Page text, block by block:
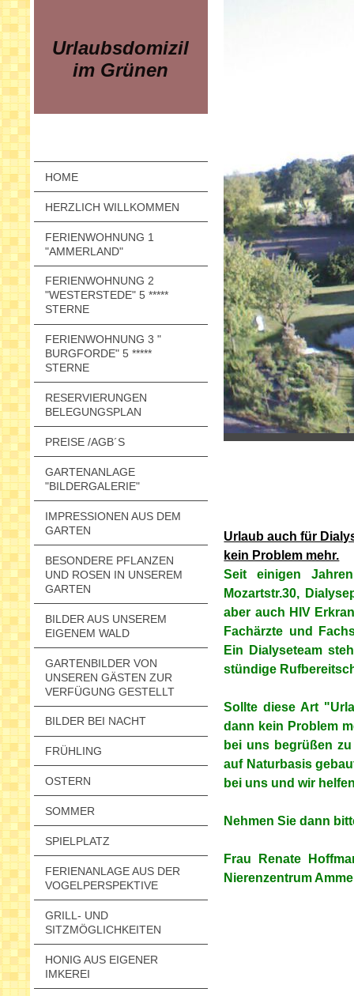
Urlaubsdomizil
im Grünen
HOME
HERZLICH WILLKOMMEN
FERIENWOHNUNG 1
"AMMERLAND"
FERIENWOHNUNG 2
"WESTERSTEDE" 5 *****
STERNE
FERIENWOHNUNG 3 "
BURGFORDE" 5 *****
STERNE
RESERVIERUNGEN
BELEGUNGSPLAN
PREISE /AGB´S
GARTENANLAGE
"BILDERGALERIE"
IMPRESSIONEN AUS DEM
GARTEN
BESONDERE PFLANZEN
UND ROSEN IN UNSEREM
GARTEN
BILDER AUS UNSEREM
EIGENEM WALD
GARTENBILDER VON
UNSEREN GÄSTEN ZUR
VERFÜGUNG GESTELLT
BILDER BEI NACHT
FRÜHLING
OSTERN
SOMMER
SPIELPLATZ
FERIENANLAGE AUS DER
VOGELPERSPEKTIVE
GRILL- UND
SITZMÖGLICHKEITEN
HONIG AUS EIGENER
IMKEREI
Urlaub auch für
kein Problem mehr.
Seit einigen
Mozartstr.30,
aber auch HIV
Fachärzte und
Ein Dialyseteam
stündige
Sollte diese Art
dann kein Problem
bei uns begrüßen
auf Naturbasis
bei uns und wir
Nehmen Sie dann
Frau Renate
Nierenzentrum